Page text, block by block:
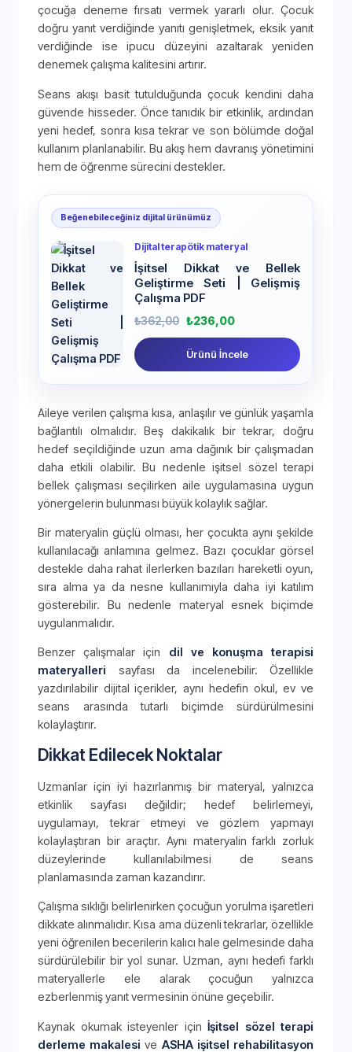
çocuğa deneme fırsatı vermek yararlı olur. Çocuk
doğru yanıt verdiğinde yanıtı genişletmek, eksik yanıt
verdiğinde ise ipucu düzeyini azaltarak yeniden
denemek çalışma kalitesini artırır.
Seans akışı basit tutulduğunda çocuk kendini daha
güvende hisseder. Önce tanıdık bir etkinlik, ardından
yeni hedef, sonra kısa tekrar ve son bölümde doğal
kullanım planlanabilir. Bu akış hem davranış yönetimini
hem de öğrenme sürecini destekler.
Beğenebileceğiniz dijital ürünümüz
Dijital terapötik materyal
İşitsel Dikkat ve Bellek
Geliştirme Seti | Gelişmiş
Çalışma PDF
₺362,00 ₺236,00
Ürünü İncele
Aileye verilen çalışma kısa, anlaşılır ve günlük yaşamla
bağlantılı olmalıdır. Beş dakikalık bir tekrar, doğru
hedef seçildiğinde uzun ama dağınık bir çalışmadan
daha etkili olabilir. Bu nedenle işitsel sözel terapi
bellek çalışması seçilirken aile uygulamasına uygun
yönergelerin bulunması büyük kolaylık sağlar.
Bir materyalin güçlü olması, her çocukta aynı şekilde
kullanılacağı anlamına gelmez. Bazı çocuklar görsel
destekle daha rahat ilerlerken bazıları hareketli oyun,
sıra alma ya da nesne kullanımıyla daha iyi katılım
gösterebilir. Bu nedenle materyal esnek biçimde
uygulanmalıdır.
Benzer çalışmalar için dil ve konuşma terapisi
materyalleri sayfası da incelenebilir. Özellikle
yazdırılabilir dijital içerikler, aynı hedefin okul, ev ve
seans arasında tutarlı biçimde sürdürülmesini
kolaylaştırır.
Dikkat Edilecek Noktalar
Uzmanlar için iyi hazırlanmış bir materyal, yalnızca
etkinlik sayfası değildir; hedef belirlemeyi,
uygulamayı, tekrar etmeyi ve gözlem yapmayı
kolaylaştıran bir araçtır. Aynı materyalin farklı zorluk
düzeylerinde kullanılabilmesi de seans
planlamasında zaman kazandırır.
Çalışma sıklığı belirlenirken çocuğun yorulma işaretleri
dikkate alınmalıdır. Kısa ama düzenli tekrarlar, özellikle
yeni öğrenilen becerilerin kalıcı hale gelmesinde daha
sürdürülebilir bir yol sunar. Uzman, aynı hedefi farklı
materyallerle ele alarak çocuğun yalnızca
ezberlenmiş yanıt vermesinin önüne geçebilir.
Kaynak okumak isteyenler için İşitsel sözel terapi
derleme makalesi ve ASHA işitsel rehabilitasyon